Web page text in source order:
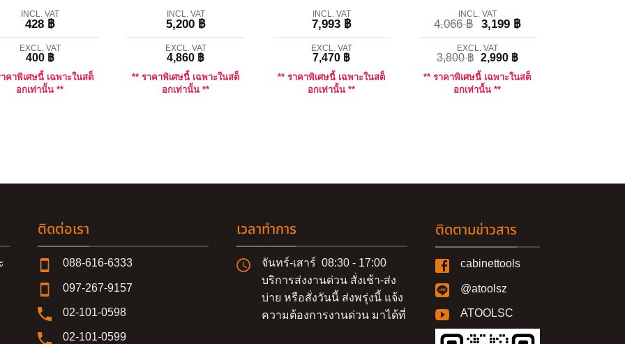
INCL. VAT
428 ฿
EXCL. VAT
400 ฿
คาพิเศษนี้ เฉพาะในสต็
อกเท่านั้น **
INCL. VAT
5,200 ฿
EXCL. VAT
4,860 ฿
** ราคาพิเศษนี้ เฉพาะในสต็
อกเท่านั้น **
INCL. VAT
7,993 ฿
EXCL. VAT
7,470 ฿
** ราคาพิเศษนี้ เฉพาะในสต็
อกเท่านั้น **
INCL. VAT
4,066฿ 3,199 ฿
EXCL. VAT
3,800฿ 2,990 ฿
** ราคาพิเศษนี้ เฉพาะในสต็
อกเท่านั้น **
ติดต่อเรา
088-616-6333
097-267-9157
02-101-0598
02-101-0599
เวลาทำการ
จันทร์-เสาร์ 08:30 - 17:00
บริการส่งงานด่วน สั่งเช้า-ส่ง
บ่าย หรือสั่งวันนี้ ส่งพรุ่งนี้ แจ้ง
ความต้องการงานด่วน มาได้ที่
ติดตามข่าวสาร
cabinettools
@atoolsz
ATOOLSC